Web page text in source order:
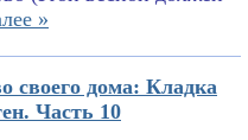
»
своего дома: Кладка
Часть 10